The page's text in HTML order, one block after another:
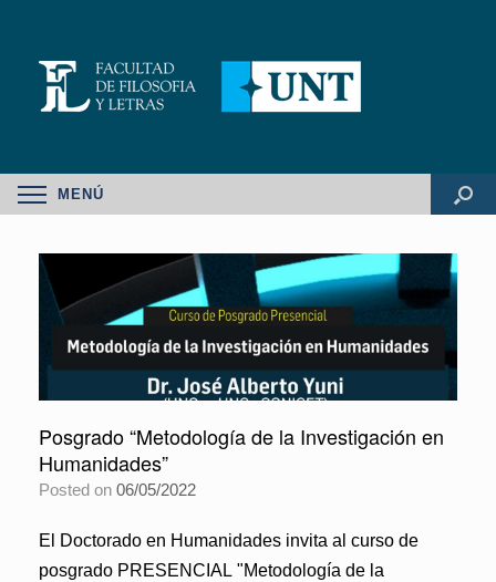
MENÚ
Posgrado “Metodología de la Investigación en
Humanidades”
Posted on 06/05/2022
El Doctorado en Humanidades invita al curso de
posgrado PRESENCIAL "Metodología de la